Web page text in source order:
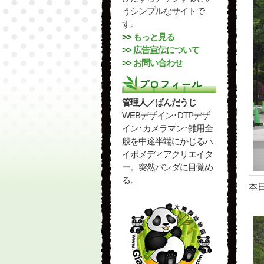
うシンプルなサイトで
す。
>> もっと見る
>>広告宣伝について
>>お問い合わせ
プロフィール
管理人／ぱんだうじ
WEBデザイン･DTPデザ
イン･カメラマン･雑用全
般を中途半端にかじるハ
イポメディアクリエイタ
ー。突然パンダに目覚め
る。
本